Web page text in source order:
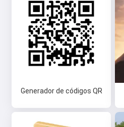
Generador de códigos QR